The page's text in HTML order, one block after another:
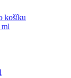
košíku